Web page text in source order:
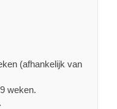
(afhankelijk van
weken.